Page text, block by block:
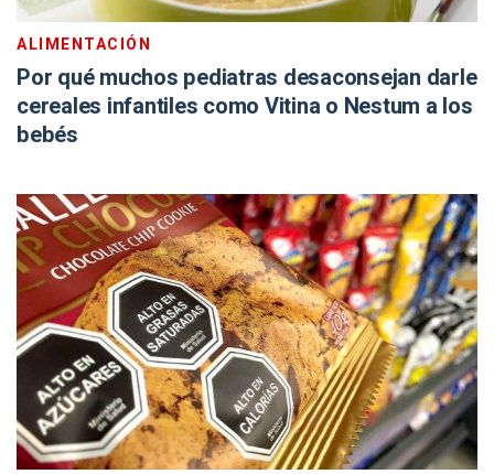
ALIMENTACIÓN
Por qué muchos pediatras desaconsejan darle
cereales infantiles como Vitina o Nestum a los
bebés